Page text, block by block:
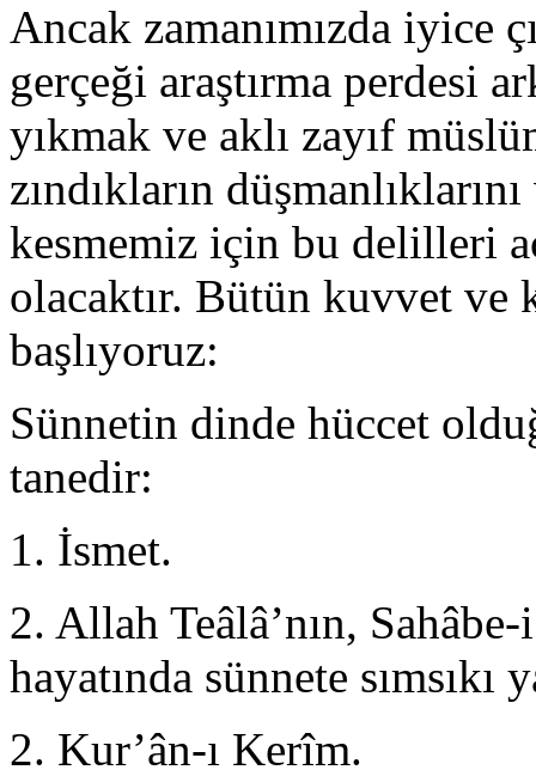
Ancak zamanımızda iyice
gerçeği araştırma perdesi
yıkmak ve aklı zayıf
zındıkların
kesmemiz için bu delilleri
olacaktır. Bütün kuvvet ve
başlıyoruz:
Sünnetin dinde hüccet
tanedir:
1. İsmet.
2. Allah Teâlâ’nın,
haya­tında sünnete sımsıkı
2. Kur’ân-ı Kerîm.